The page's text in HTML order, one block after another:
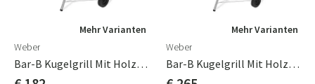
Mehr Varianten
Weber
Bar-B Kugelgrill Mit Holzkohle, 47 Cm
Mehr Varianten
Weber
Bar-B Kugelgrill Mit Holzkohle, 57 Cm